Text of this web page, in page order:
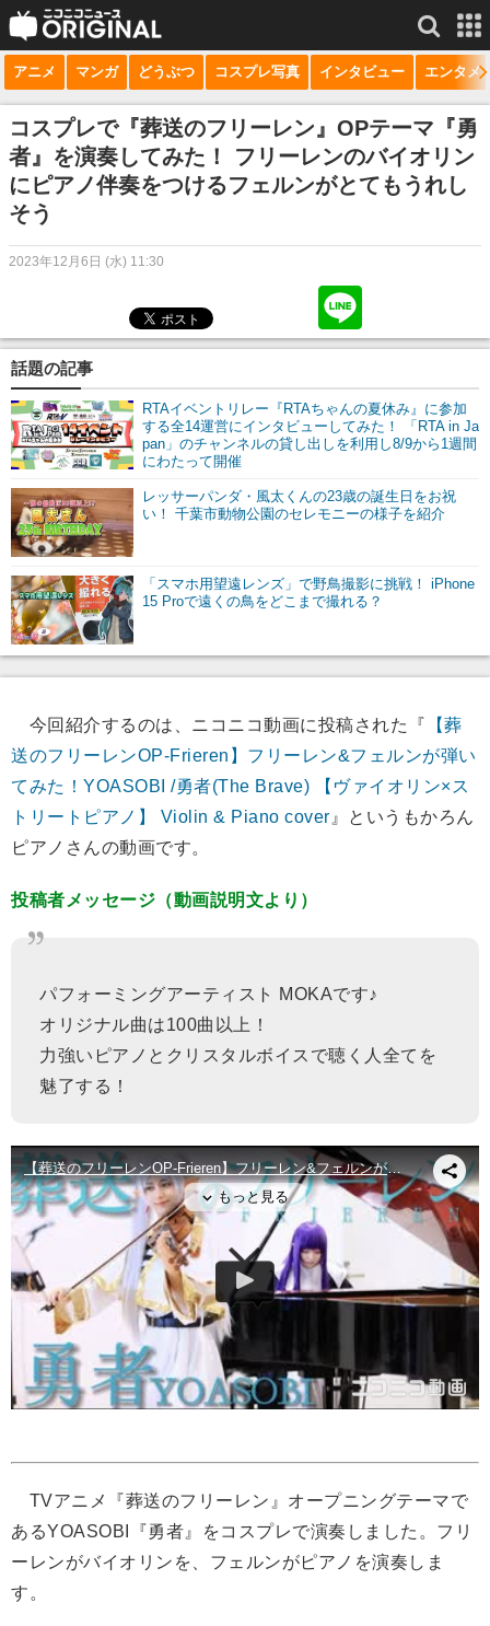
サービス一覧 もっと見る
niconico
動画
ニュース
マンガ
ニコニコQ
アニメ マンガ どうぶつ コスプレ写真 インタビュー エンタメ
コスプレで『葬送のフリーレン』OPテーマ『勇
者』を演奏してみた！ フリーレンのバイオリン
にピアノ伴奏をつけるフェルンがとてもうれし
そう
2023年12月6日 (水) 11:30
話題の記事
RTAイベントリレー『RTAちゃんの夏休み』に参加
する全14運営にインタビューしてみた！ 「RTA in Ja
pan」のチャンネルの貸し出しを利用し8/9から1週間
にわたって開催
レッサーパンダ・風太くんの23歳の誕生日をお祝
い！ 千葉市動物公園のセレモニーの様子を紹介
「スマホ用望遠レンズ」で野鳥撮影に挑戦！ iPhone
15 Proで遠くの鳥をどこまで撮れる？
今回紹介するのは、ニコニコ動画に投稿された『 【葬
送のフリーレンOP-Frieren】フリーレン&フェルンが弾い
てみた！YOASOBI /勇者(The Brave) 【ヴァイオリン×ス
トリートピアノ】 Violin & Piano cover 』というもかろん
ピアノさんの動画です。
投稿者メッセージ（動画説明文より）
パフォーミングアーティスト MOKAです♪
オリジナル曲は100曲以上！
力強いピアノとクリスタルボイスで聴く人全てを
魅了する！
TVアニメ『葬送のフリーレン』オープニングテーマで
あるYOASOBI『勇者』をコスプレで演奏しました。フリ
ーレンがバイオリンを、フェルンがピアノを演奏しま
す。